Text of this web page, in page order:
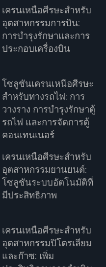
เครนเหนือศีรษะสำหรับ
อุตสาหกรรมการบิน:
การบำรุงรักษาและการ
ประกอบเครื่องบิน
โซลูชันเครนเหนือศีรษะ
สำหรับทางรถไฟ: การ
วางราง การบำรุงรักษาตู้
รถไฟ และการจัดการตู้
คอนเทนเนอร์
เครนเหนือศีรษะสำหรับ
อุตสาหกรรมยานยนต์:
โซลูชันระบบอัตโนมัติที่
มีประสิทธิภาพ
เครนเหนือศีรษะสำหรับ
อุตสาหกรรมปิโตรเลียม
และก๊าซ: เพิ่ม